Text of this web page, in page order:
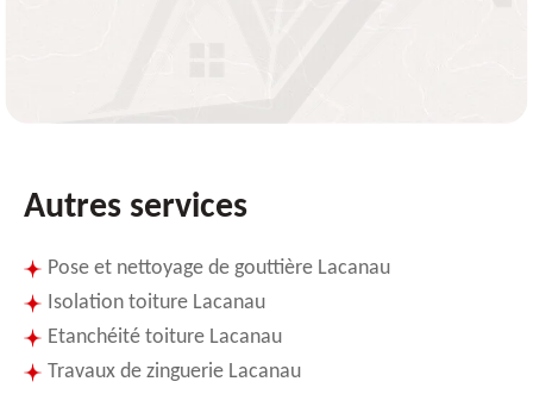
Autres services
Pose et nettoyage de gouttière Lacanau
Isolation toiture Lacanau
Etanchéité toiture Lacanau
Travaux de zinguerie Lacanau